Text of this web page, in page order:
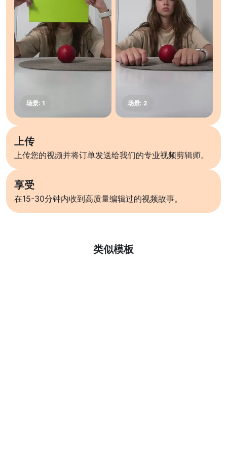
上传
上传您的视频并将订单发送给我们的专业视频剪辑师。
享受
在15-30分钟内收到高质量编辑过的视频故事。
类似模板
了解更多